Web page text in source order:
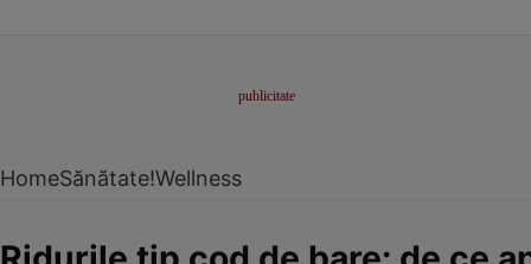
HomeSănătate!Wellness